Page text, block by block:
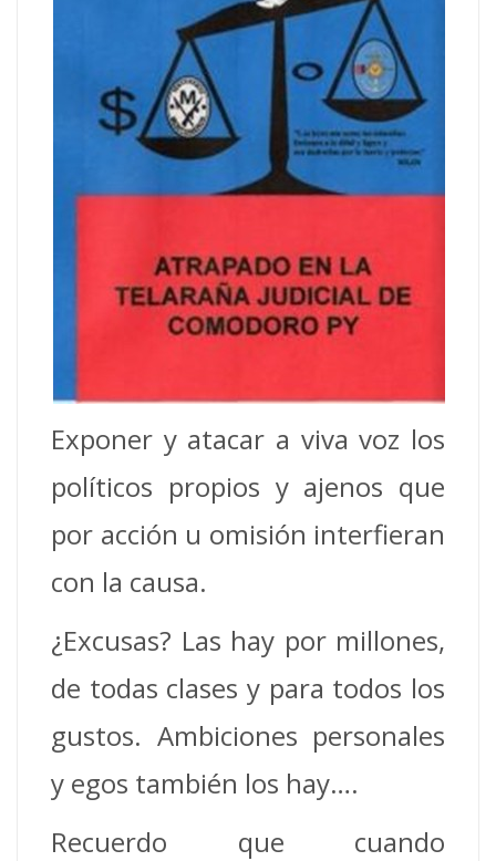
Exponer y atacar a viva voz los
políticos propios y ajenos que
por acción u omisión interfieran
con la causa.
¿Excusas? Las hay por millones,
de todas clases y para todos los
gustos. Ambiciones personales
y egos también los hay….
Recuerdo que cuando